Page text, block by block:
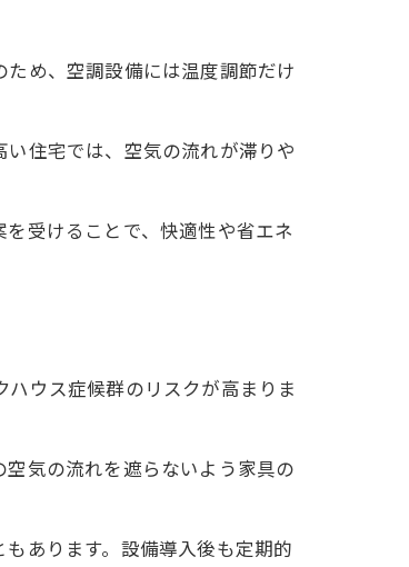
め、空調設備には温度調節だけ
住宅では、空気の流れが滞りや
受けることで、快適性や省エネ
ウス症候群のリスクが高まりま
気の流れを遮らないよう家具の
あります。設備導入後も定期的